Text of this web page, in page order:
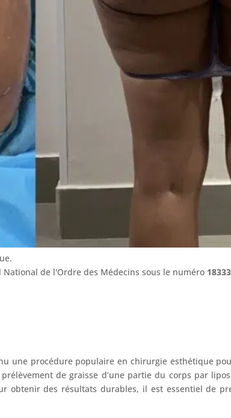
de l'Ordre des Médecins sous le numéro 18333
une procédure populaire en chirurgie esthétique
de graisse d’une partie du corps par
obtenir des résultats durables, il est essentiel de